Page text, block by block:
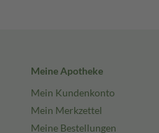
Meine Apotheke
Mein Kundenkonto
Mein Merkzettel
Meine Bestellungen